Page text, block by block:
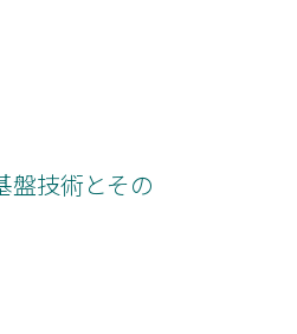
盤技術とその